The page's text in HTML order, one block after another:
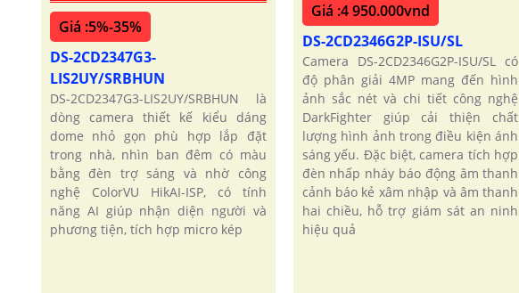
Giá :5%-35%
DS-2CD2347G3-
LIS2UY/SRBHUN
DS-2CD2347G3-LIS2UY/SRBHUN là
dòng camera thiết kế kiểu dáng
dome nhỏ gọn phù hợp lắp đặt
trong nhà, nhìn ban đêm có màu
bằng đèn trợ sáng và nhờ công
nghệ ColorVU HikAI-ISP, có tính
năng AI giúp nhận diện người và
phương tiện, tích hợp micro kép
Giá :4 950.000vnd
DS-2CD2346G2P-ISU/SL
Camera DS-2CD2346G2P-ISU/SL có
độ phân giải 4MP mang đến hình
ảnh sắc nét và chi tiết công nghệ
DarkFighter giúp cải thiện chất
lượng hình ảnh trong điều kiện ánh
sáng yếu. Đặc biệt, camera tích hợp
đèn nhấp nháy báo động âm thanh
cảnh báo kẻ xâm nhập và âm thanh
hai chiều, hỗ trợ giám sát an ninh
hiệu quả